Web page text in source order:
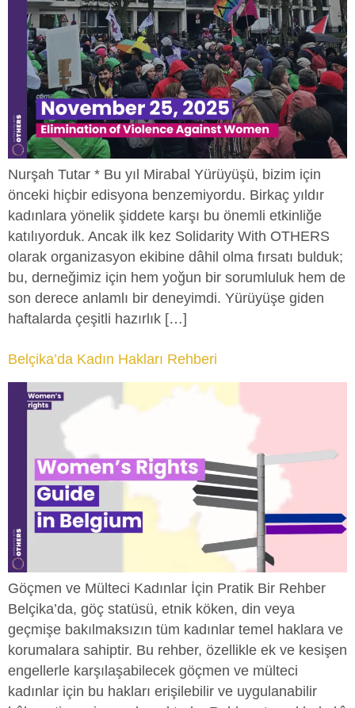
Nurşah Tutar * Bu yıl Mirabal Yürüyüşü, bizim için
önceki hiçbir edisyona benzemiyordu. Birkaç yıldır
kadınlara yönelik şiddete karşı bu önemli etkinliğe
katılıyorduk. Ancak ilk kez Solidarity With OTHERS
olarak organizasyon ekibine dâhil olma fırsatı bulduk;
bu, derneğimiz için hem yoğun bir sorumluluk hem de
son derece anlamlı bir deneyimdi. Yürüyüşe giden
haftalarda çeşitli hazırlık […]
Belçika’da Kadın Hakları Rehberi
Göçmen ve Mülteci Kadınlar İçin Pratik Bir Rehber
Belçika’da, göç statüsü, etnik köken, din veya
geçmişe bakılmaksızın tüm kadınlar temel haklara ve
korumalara sahiptir. Bu rehber, özellikle ek ve kesişen
engellerle karşılaşabilecek göçmen ve mülteci
kadınlar için bu hakları erişilebilir ve uygulanabilir